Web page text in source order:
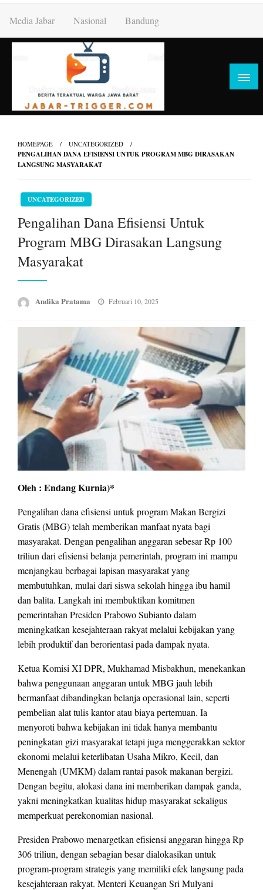
content
Media Jabar Nasional Bandung
HOMEPAGE UNCATEGORIZED
PENGALIHAN DANA EFISIENSI UNTUK PROGRAM MBG DIRASAKAN
LANGSUNG MASYARAKAT
UNCATEGORIZED
Pengalihan Dana Efisiensi Untuk
Program MBG Dirasakan Langsung
Masyarakat
Andika Pratama
Posted
Februari 10, 2025
Oleh : Endang Kurnia)*
Pengalihan dana efisiensi untuk program Makan Bergizi
Gratis (MBG) telah memberikan manfaat nyata bagi
masyarakat. Dengan pengalihan anggaran sebesar Rp 100
triliun dari efisiensi belanja pemerintah, program ini mampu
menjangkau berbagai lapisan masyarakat yang
membutuhkan, mulai dari siswa sekolah hingga ibu hamil
dan balita. Langkah ini membuktikan komitmen
pemerintahan Presiden Prabowo Subianto dalam
meningkatkan kesejahteraan rakyat melalui kebijakan yang
lebih produktif dan berorientasi pada dampak nyata.
Ketua Komisi XI DPR, Mukhamad Misbakhun, menekankan
bahwa penggunaan anggaran untuk MBG jauh lebih
bermanfaat dibandingkan belanja operasional lain, seperti
pembelian alat tulis kantor atau biaya pertemuan. Ia
menyoroti bahwa kebijakan ini tidak hanya membantu
peningkatan gizi masyarakat tetapi juga menggerakkan sektor
ekonomi melalui keterlibatan Usaha Mikro, Kecil, dan
Menengah (UMKM) dalam rantai pasok makanan bergizi.
Dengan begitu, alokasi dana ini memberikan dampak ganda,
yakni meningkatkan kualitas hidup masyarakat sekaligus
memperkuat perekonomian nasional.
Presiden Prabowo menargetkan efisiensi anggaran hingga Rp
306 triliun, dengan sebagian besar dialokasikan untuk
program-program strategis yang memiliki efek langsung pada
kesejahteraan rakyat. Menteri Keuangan Sri Mulyani